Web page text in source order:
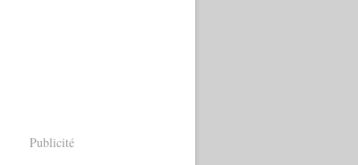
Publicité